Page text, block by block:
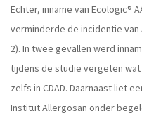
Echter, inname van Ecologic®
verminderde de incidentie van
2). In twee gevallen werd
tijdens de studie vergeten wat
zelfs in CDAD. Daarnaast liet
Institut Allergosan onder